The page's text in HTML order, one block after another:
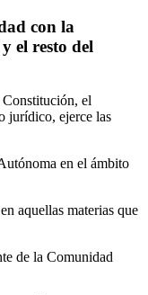
con la
el resto del
el
jurídico, ejerce las
en el ámbito
aquellas materias que
de la Comunidad